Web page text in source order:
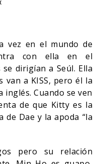
vez en el mundo de
con ella en el
dirigían a Seúl. Ella
van a KISS, pero él la
Cuando se ven
de que Kitty es la
de Dae y la apoda “la
pero su relación